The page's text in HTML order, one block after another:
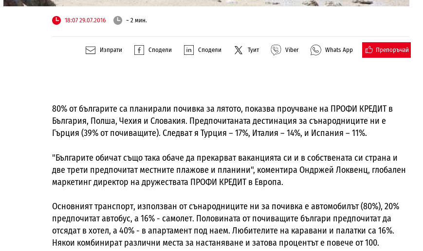
18:07 29.07.2016 ~ 2 мин.
Изпрати Сподели Сподели Туит Viber Whats App Препоръчай
80% от българите са планирали почивка за лятото, показва проучване на ПРОФИ КРЕДИТ в
България, Полша, Чехия и Словакия. Предпочитаната дестинация за сънародниците ни е
Гърция (39% от почиващите). Следват я Турция – 17%, Италия – 14%, и Испания – 11%.
"Българите обичат също така обаче да прекарват ваканцията си и в собствената си страна и
две трети предпочитат местните плажове и планини", коментира Ондржей Локвенц, глобален
маркетинг директор на дружествата ПРОФИ КРЕДИТ в Европа.
Основният транспорт, използван от сънародниците ни за почивка е автомобилът (80%), 20%
предпочитат автобус, а 16% - самолет. Половината от почиващите българи предпочитат да
отсядат в хотел, а 40% - в апартамент под наем. Любителите на каравани и палатки са 16%.
Някои комбинират различни места за настаняване и затова процентът е повече от 100.